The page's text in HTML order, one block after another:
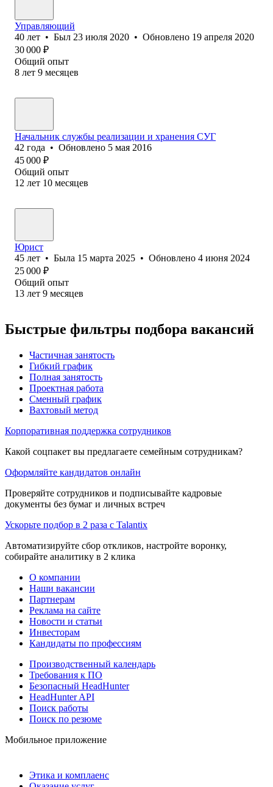
Управляющий
40 лет • Был 23 июля 2020 • Обновлено 19 апреля 2020
30 000 ₽
Общий опыт
8 лет 9 месяцев
Начальник службы реализации и хранения СУГ
42 года • Обновлено 5 мая 2016
45 000 ₽
Общий опыт
12 лет 10 месяцев
Юрист
45 лет • Была 15 марта 2025 • Обновлено 4 июня 2024
25 000 ₽
Общий опыт
13 лет 9 месяцев
Быстрые фильтры подбора вакансий
Частичная занятость
Гибкий график
Полная занятость
Проектная работа
Сменный график
Вахтовый метод
Корпоративная поддержка сотрудников
Какой соцпакет вы предлагаете семейным сотрудникам?
Оформляйте кандидатов онлайн
Проверяйте сотрудников и подписывайте кадровые
документы без бумаг и личных встреч
Ускорьте подбор в 2 раза с Talantix
Автоматизируйте сбор откликов, настройте воронку,
собирайте аналитику в 2 клика
О компании
Наши вакансии
Партнерам
Реклама на сайте
Новости и статьи
Инвесторам
Кандидаты по профессиям
Производственный календарь
Требования к ПО
Безопасный HeadHunter
HeadHunter API
Поиск работы
Поиск по резюме
Мобильное приложение
Этика и комплаенс